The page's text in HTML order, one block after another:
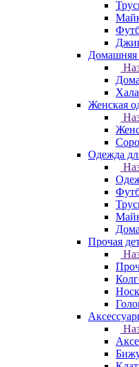
Домашняя
Женская
Одежда
Прочая